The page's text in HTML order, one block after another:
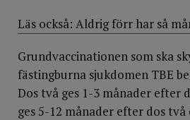
Läs också: Aldrig förr har så
Grundvaccinationen som ska
fästingburna sjukdomen TBE
Dos två ges 1-3 månader efter
ges 5-12 månader efter dos